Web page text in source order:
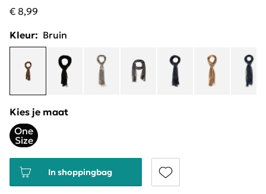
€ 8,99
Kleur: Bruin
Kies je maat
One
Size
In shoppingbag